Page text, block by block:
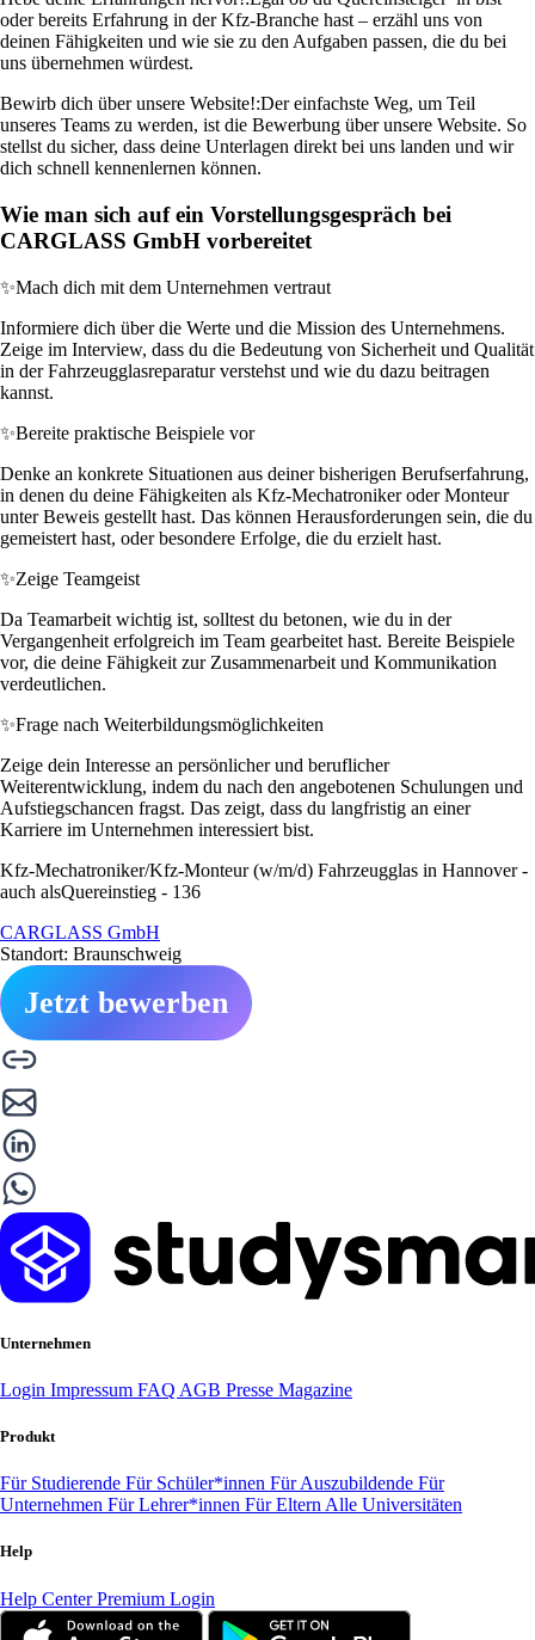
oder bereits Erfahrung in der Kfz-Branche hast – erzähl uns von
deinen Fähigkeiten und wie sie zu den Aufgaben passen, die du bei
uns übernehmen würdest.
Bewirb dich über unsere Website!:Der einfachste Weg, um Teil
unseres Teams zu werden, ist die Bewerbung über unsere Website. So
stellst du sicher, dass deine Unterlagen direkt bei uns landen und wir
dich schnell kennenlernen können.
Wie man sich auf ein Vorstellungsgespräch bei
CARGLASS GmbH vorbereitet
✨Mach dich mit dem Unternehmen vertraut
Informiere dich über die Werte und die Mission des Unternehmens.
Zeige im Interview, dass du die Bedeutung von Sicherheit und Qualität
in der Fahrzeugglasreparatur verstehst und wie du dazu beitragen
kannst.
✨Bereite praktische Beispiele vor
Denke an konkrete Situationen aus deiner bisherigen Berufserfahrung,
in denen du deine Fähigkeiten als Kfz-Mechatroniker oder Monteur
unter Beweis gestellt hast. Das können Herausforderungen sein, die du
gemeistert hast, oder besondere Erfolge, die du erzielt hast.
✨Zeige Teamgeist
Da Teamarbeit wichtig ist, solltest du betonen, wie du in der
Vergangenheit erfolgreich im Team gearbeitet hast. Bereite Beispiele
vor, die deine Fähigkeit zur Zusammenarbeit und Kommunikation
verdeutlichen.
✨Frage nach Weiterbildungsmöglichkeiten
Zeige dein Interesse an persönlicher und beruflicher
Weiterentwicklung, indem du nach den angebotenen Schulungen und
Aufstiegschancen fragst. Das zeigt, dass du langfristig an einer
Karriere im Unternehmen interessiert bist.
Kfz-Mechatroniker/Kfz-Monteur (w/m/d) Fahrzeugglas in Hannover -
auch alsQuereinstieg - 136
CARGLASS GmbH
Standort: Braunschweig
Jetzt bewerben
Unternehmen
Login Impressum FAQ AGB Presse Magazine
Produkt
Für Studierende Für Schüler*innen Für Auszubildende Für
Unternehmen Für Lehrer*innen Für Eltern Alle Universitäten
Help
Help CenterPremium Login